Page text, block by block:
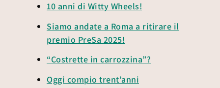
10 anni di Witty Wheels!
Siamo andate a Roma a ritirare il
premio PreSa 2025!
“Costrette in carrozzina”?
Oggi compio trent’anni